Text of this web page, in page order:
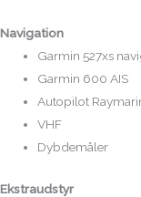
Navigation
Garmin 527xs
Garmin 600 AIS
Autopilot
VHF
Dybdemåler
Ekstraudstyr